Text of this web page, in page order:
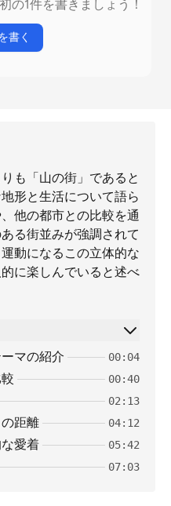
の1件を書きましょう！
書く
も「山の街」であると
形と生活について語ら
他の都市との比較を通
る街並みが強調されて
動になるこの立体的な
に楽しんでいると述べ
マの紹介 00:04
00:40
02:13
距離 04:12
愛着 05:42
07:03